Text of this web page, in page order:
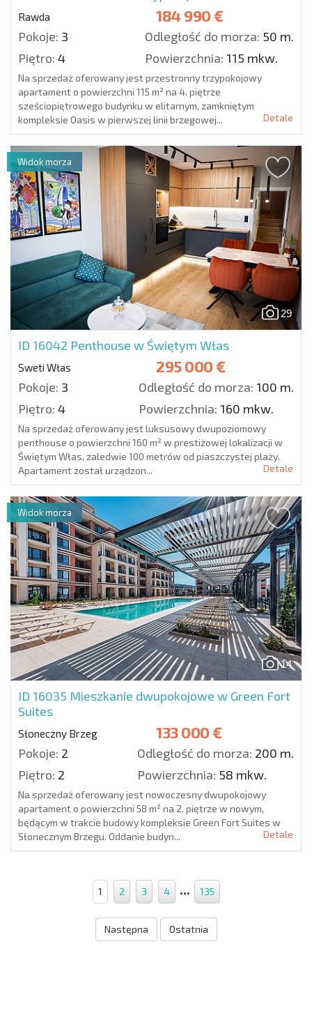
Rawda 184 990 €
Pokoje: 3 Odległość do morza: 50 m.
Piętro: 4 Powierzchnia: 115 mkw.
Na sprzedaż oferowany jest przestronny trzypokojowy
apartament o powierzchni 115 m² na 4. piętrze
sześciopiętrowego budynku w elitarnym, zamkniętym
kompleksie Oasis w pierwszej linii brzegowej...
Detale
29
ID 16042 Penthouse w Świętym Włas
Sweti Włas 295 000 €
Pokoje: 3 Odległość do morza: 100 m.
Piętro: 4 Powierzchnia: 160 mkw.
Widok morza
Na sprzedaż oferowany jest luksusowy dwupoziomowy
penthouse o powierzchni 160 m² w prestiżowej lokalizacji w
Świętym Włas, zaledwie 100 metrów od piaszczystej plaży.
Apartament został urządzon...
Detale
14
ID 16035 Mieszkanie dwupokojowe w Green Fort
Suites
Słoneczny Brzeg 133 000 €
Pokoje: 2 Odległość do morza: 200 m.
Piętro: 2 Powierzchnia: 58 mkw.
Widok morza
Na sprzedaż oferowany jest nowoczesny dwupokojowy
apartament o powierzchni 58 m² na 2. piętrze w nowym,
będącym w trakcie budowy kompleksie Green Fort Suites w
Słonecznym Brzegu. Oddanie budyn...
Detale
1 2 3 4 ... 135
Następna Ostatnia